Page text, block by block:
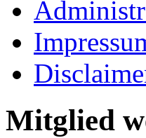
Mitglied